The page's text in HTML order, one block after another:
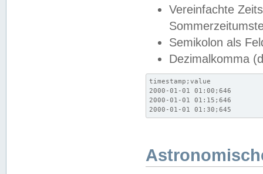
Vereinfachte
Semikolon als
Dezimalkomma
timestamp;value
2000-01-01 01:00;646
2000-01-01 01:15;646
2000-01-01 01:30;645